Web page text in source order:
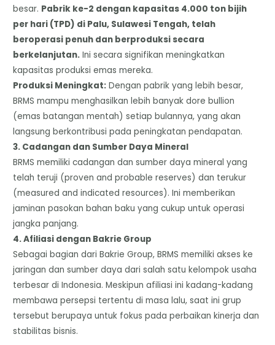
besar. Pabrik ke-2 dengan kapasitas 4.000 ton bijih
per hari (TPD) di Palu, Sulawesi Tengah, telah
beroperasi penuh dan berproduksi secara
berkelanjutan. Ini secara signifikan meningkatkan
kapasitas produksi emas mereka.
​Produksi Meningkat: Dengan pabrik yang lebih besar,
BRMS mampu menghasilkan lebih banyak dore bullion
(emas batangan mentah) setiap bulannya, yang akan
langsung berkontribusi pada peningkatan pendapatan.
​3. Cadangan dan Sumber Daya Mineral
​BRMS memiliki cadangan dan sumber daya mineral yang
telah teruji (proven and probable reserves) dan terukur
(measured and indicated resources). Ini memberikan
jaminan pasokan bahan baku yang cukup untuk operasi
jangka panjang.
​4. Afiliasi dengan Bakrie Group
​Sebagai bagian dari Bakrie Group, BRMS memiliki akses ke
jaringan dan sumber daya dari salah satu kelompok usaha
terbesar di Indonesia. Meskipun afiliasi ini kadang-kadang
membawa persepsi tertentu di masa lalu, saat ini grup
tersebut berupaya untuk fokus pada perbaikan kinerja dan
stabilitas bisnis.